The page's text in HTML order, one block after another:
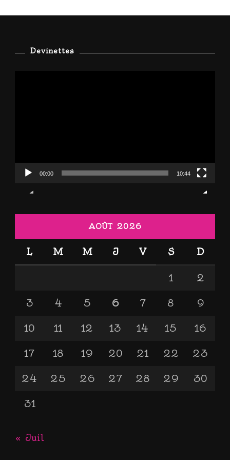
Devinettes
00:00 10:44
AOÛT 2026
L M M J V S D
1 2
3 4 5 6 7 8 9
10 11 12 13 14 15 16
17 18 19 20 21 22 23
24 25 26 27 28 29 30
31
« Juil